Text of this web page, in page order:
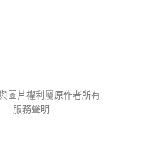
圖片權利屬原作者所有
服務聲明